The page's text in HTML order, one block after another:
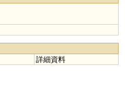
詳細資料